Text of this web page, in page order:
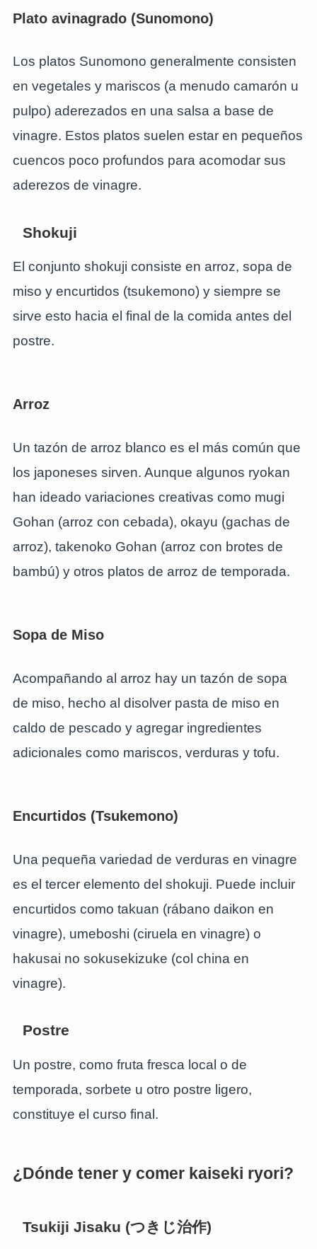
Plato avinagrado (Sunomono)
Los platos Sunomono generalmente consisten
en vegetales y mariscos (a menudo camarón u
pulpo) aderezados en una salsa a base de
vinagre. Estos platos suelen estar en pequeños
cuencos poco profundos para acomodar sus
aderezos de vinagre.
Shokuji
El conjunto shokuji consiste en arroz, sopa de
miso y encurtidos (tsukemono) y siempre se
sirve esto hacia el final de la comida antes del
postre.
Arroz
Un tazón de arroz blanco es el más común que
los japoneses sirven. Aunque algunos ryokan
han ideado variaciones creativas como mugi
Gohan (arroz con cebada), okayu (gachas de
arroz), takenoko Gohan (arroz con brotes de
bambú) y otros platos de arroz de temporada.
Sopa de Miso
Acompañando al arroz hay un tazón de sopa
de miso, hecho al disolver pasta de miso en
caldo de pescado y agregar ingredientes
adicionales como mariscos, verduras y tofu.
Encurtidos (Tsukemono)
Una pequeña variedad de verduras en vinagre
es el tercer elemento del shokuji. Puede incluir
encurtidos como takuan (rábano daikon en
vinagre), umeboshi (ciruela en vinagre) o
hakusai no sokusekizuke (col china en
vinagre).
Postre
Un postre, como fruta fresca local o de
temporada, sorbete u otro postre ligero,
constituye el curso final.
¿Dónde tener y comer kaiseki ryori?
Tsukiji Jisaku (つきじ治作)